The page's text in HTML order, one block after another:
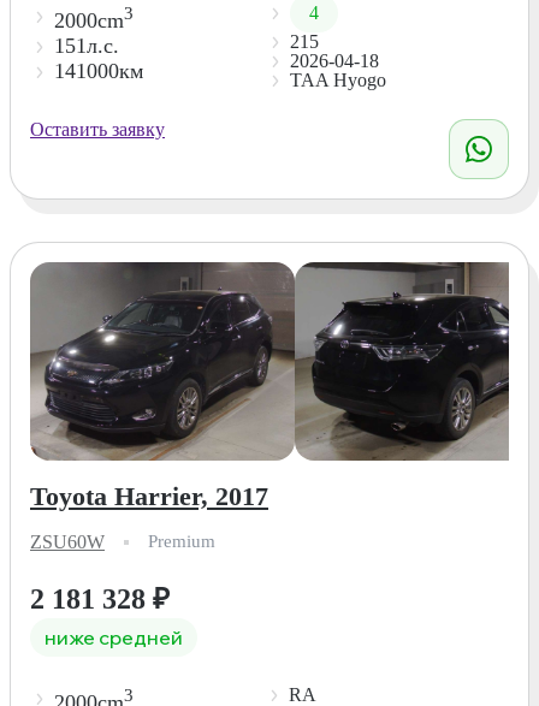
2000cm3
151л.с.
141000км
4
215
2026-04-18
TAA Hyogo
Оставить заявку
Toyota Harrier, 2017
ZSU60W Premium
2 181 328 ₽
ниже средней
3
RA